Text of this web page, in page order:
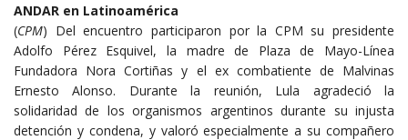
ANDAR en Latinoamérica
(CPM) Del encuentro participaron por la CPM su presidente
Adolfo Pérez Esquivel, la madre de Plaza de Mayo-Línea
Fundadora Nora Cortiñas y el ex combatiente de Malvinas
Ernesto Alonso. Durante la reunión, Lula agradeció la
solidaridad de los organismos argentinos durante su injusta
detención y condena, y valoró especialmente a su compañero